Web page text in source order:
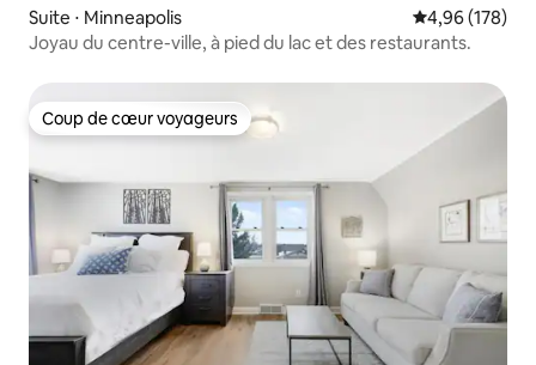
Suite ⋅ Minneapolis Évaluation
4,96 (178)
Joyau du centre-ville, à pied du lac et des restaurants.
Coup de cœur voyageurs
Coup de cœur voyageurs